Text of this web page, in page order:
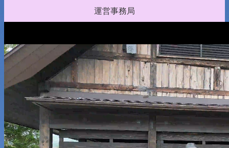
運営事務局